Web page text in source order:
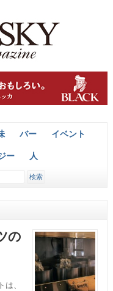
バー イベント
ー 人
の
、